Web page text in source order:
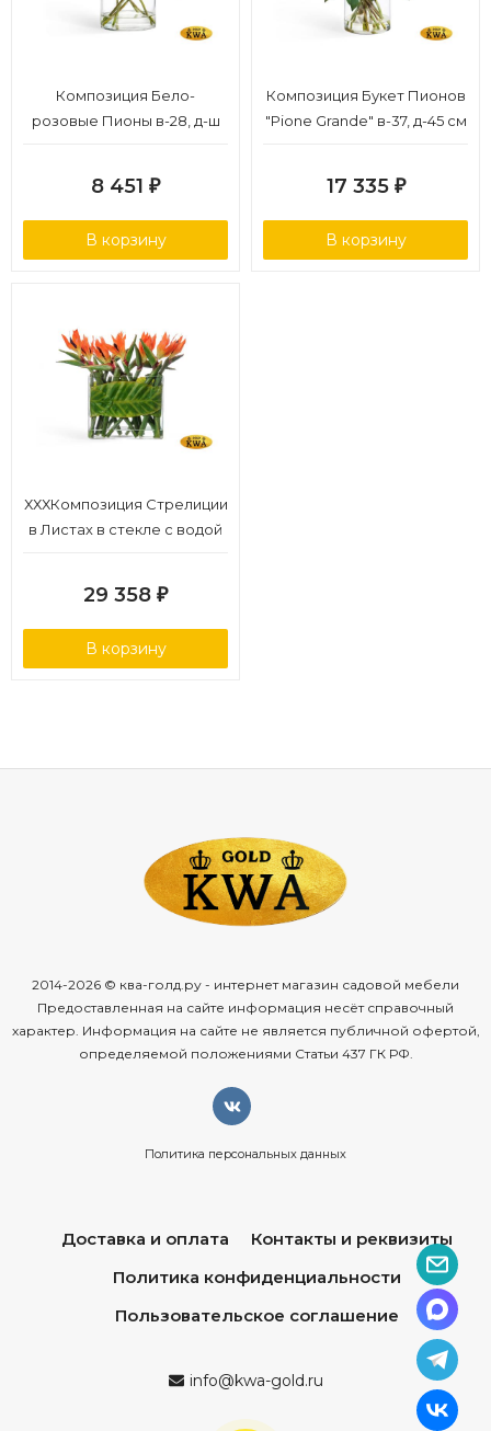
Композиция Бело-
розовые Пионы в-28, д-ш
8 451 ₽
В корзину
Композиция Букет Пионов
"Pione Grande" в-37, д-45 см
17 335 ₽
В корзину
ХХХКомпозиция Стрелиции
в Листах в стекле с водой
29 358 ₽
В корзину
2014-2026 © ква-голд.ру - интернет магазин садовой мебели
Предоставленная на сайте информация несёт справочный
характер. Информация на сайте не является публичной офертой,
определяемой положениями Статьи 437 ГК РФ.
Политика персональных данных
Доставка и оплата
Контакты и реквизиты
Политика конфиденциальности
Пользовательское соглашение
info@kwa-gold.ru